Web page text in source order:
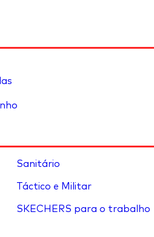
Sanitário
Táctico e Militar
SKECHERS para o trabalho